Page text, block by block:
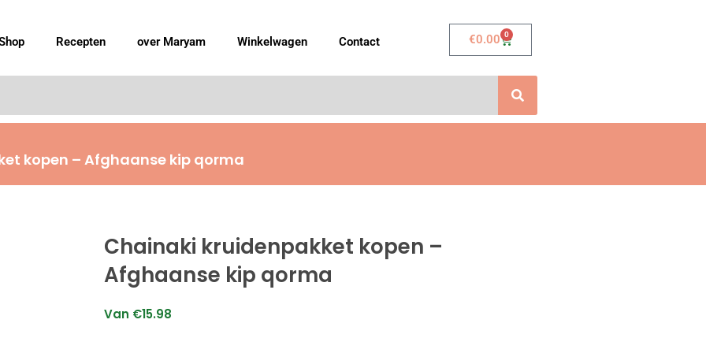
Recepten over Maryam Winkelwagen Contact €0.00 0
Winkelwagen
kopen – Afghaanse kip qorma
Chainaki kruidenpakket kopen –
Afghaanse kip qorma
Van €15.98